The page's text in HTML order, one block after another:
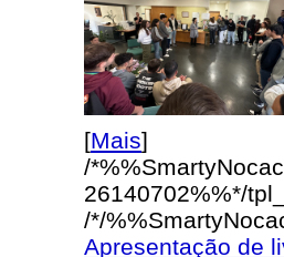
[Mais]
/
26140702%%*/
/*/
Apresentação de